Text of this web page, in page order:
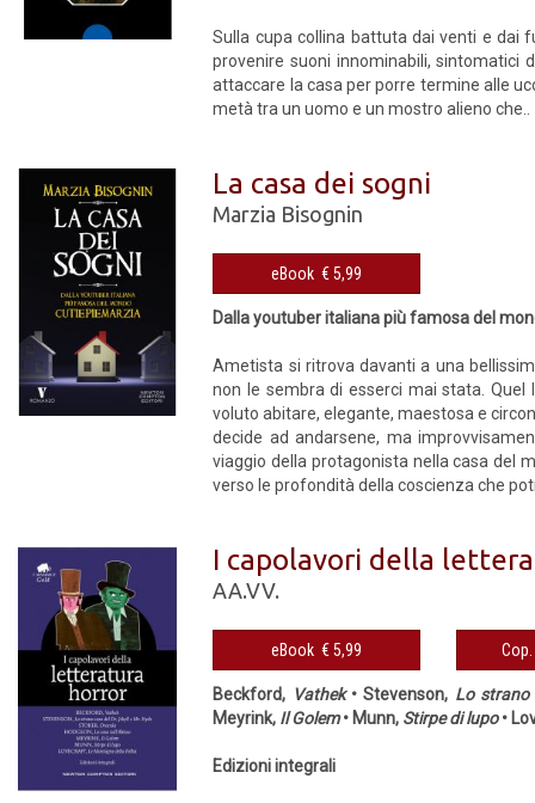
Sulla cupa collina battuta dai venti e dai
provenire suoni innominabili, sintomatici
attaccare la casa per porre termine alle
metà tra un uomo e un mostro alieno che..
La casa dei sogni
Marzia Bisognin
eBook € 5,99
Dalla youtuber italiana più famosa del
Ametista si ritrova davanti a una
non le sembra di esserci mai stata. Quel
voluto abitare, elegante, maestosa e
decide ad andarsene, ma
viaggio della protagonista nella casa del
verso le profondità della coscienza che
I capolavori della
AA.VV.
eBook € 5,99
Beckford, Vathek• Stevenson, Lo strano
Meyrink, Il Golem• Munn, Stirpe di lupo•
Edizioni integrali